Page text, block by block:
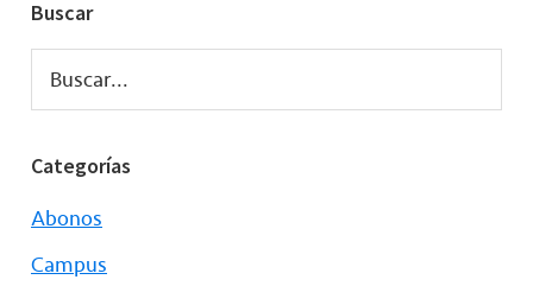
Buscar
Buscar...
Categorías
Abonos
Campus